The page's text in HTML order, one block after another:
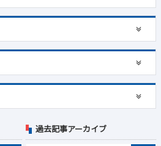
過去記事アーカイブ